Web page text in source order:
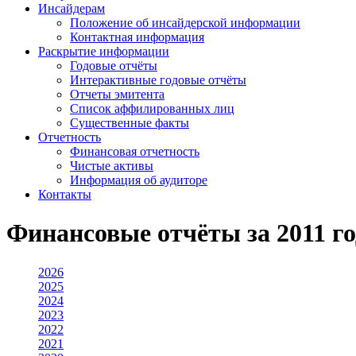
Инсайдерам
Положение об инсайдерской информации
Контактная информация
Раскрытие информации
Годовые отчёты
Интерактивные годовые отчёты
Отчеты эмитента
Список аффилированных лиц
Существенные факты
Отчетность
Финансовая отчетность
Чистые активы
Информация об аудиторе
Контакты
Финансовые отчёты за 2011
2026
2025
2024
2023
2022
2021